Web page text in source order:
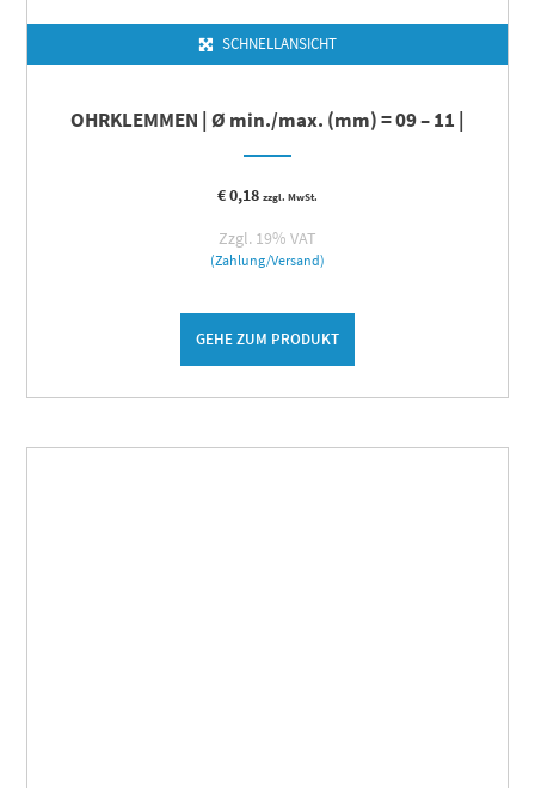
SCHNELLANSICHT
OHRKLEMMEN | Ø min./max. (mm) = 09 – 11 |
€0,18 zzgl. MwSt.
Zzgl. 19% VAT
(Zahlung/Versand)
GEHE ZUM PRODUKT